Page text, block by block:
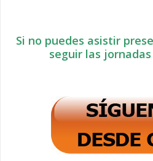
Si no puedes asistir
seguir las